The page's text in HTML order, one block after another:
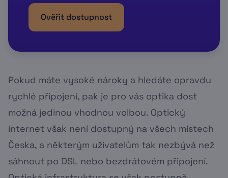
Ověřit dostupnost
Pokud máte vysoké nároky a hledáte opravdu
rychlé připojení, pak je pro vás optika dost
možná jedinou vhodnou volbou. Optický
internet však není dostupný na všech místech
Česka, a některým uživatelům tak nezbývá než
sáhnout po DSL nebo bezdrátovém připojení.